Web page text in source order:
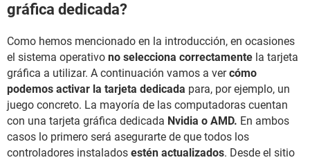
gráfica dedicada?
Como hemos mencionado en la introducción, en ocasiones
el sistema operativo no selecciona correctamente la tarjeta
gráfica a utilizar. A continuación vamos a vercómo
podemos activar la tarjeta dedicada para, por ejemplo, un
juego concreto. La mayoría de las computadoras cuentan
con una tarjeta gráfica dedicada Nvidia o AMD. En ambos
casos lo primero será asegurarte de que todos los
controladores instalados estén actualizados. Desde el sitio